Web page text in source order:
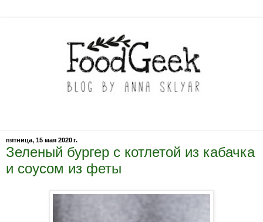
пятница, 15 мая 2020 г.
Зеленый бургер с котлетой из кабачка
и соусом из феты